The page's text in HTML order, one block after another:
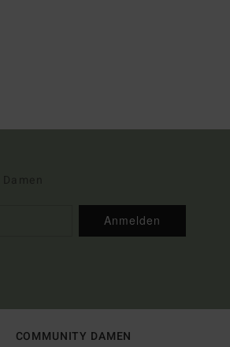
Anmelden
COMMUNITY DAMEN